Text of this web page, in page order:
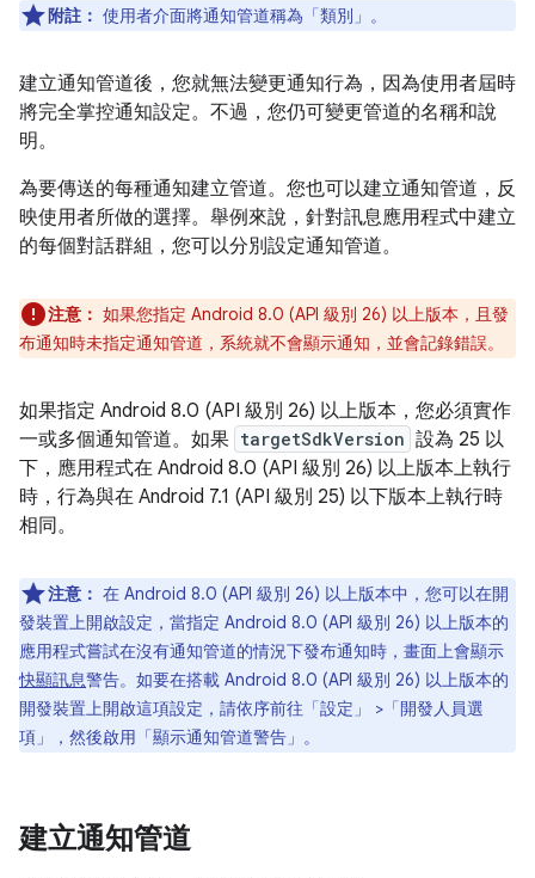
附註： 使用者介面將通知管道稱為「類別」。
建立通知管道後，您就無法變更通知行為，因為使用者屆時
將完全掌控通知設定。不過，您仍可變更管道的名稱和說
明。
為要傳送的每種通知建立管道。您也可以建立通知管道，反
映使用者所做的選擇。舉例來說，針對訊息應用程式中建立
的每個對話群組，您可以分別設定通知管道。
注意： 如果您指定 Android 8.0 (API 級別 26) 以上版本，且發
布通知時未指定通知管道，系統就不會顯示通知，並會記錄錯誤。
如果指定 Android 8.0 (API 級別 26) 以上版本，您必須實作
一或多個通知管道。如果 targetSdkVersion 設為 25 以
下，應用程式在 Android 8.0 (API 級別 26) 以上版本上執行
時，行為與在 Android 7.1 (API 級別 25) 以下版本上執行時
相同。
注意： 在 Android 8.0 (API 級別 26) 以上版本中，您可以在開
發裝置上開啟設定，當指定 Android 8.0 (API 級別 26) 以上版本的
應用程式嘗試在沒有通知管道的情況下發布通知時，畫面上會顯示
快顯訊息警告。如要在搭載 Android 8.0 (API 級別 26) 以上版本的
開發裝置上開啟這項設定，請依序前往「設定」
>「開發人員選
項」
，然後啟用「顯示通知管道警告」 。
建立通知管道